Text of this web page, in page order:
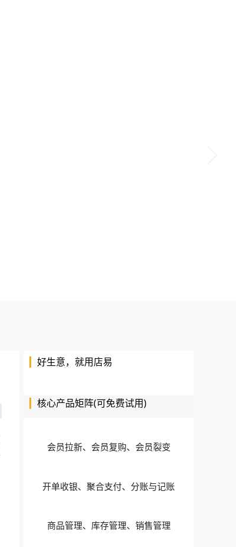
好生意，就用店易
核心产品矩阵(可免费试用)
会员拉新、会员复购、会员裂变
开单收银、聚合支付、分账与记账
商品管理、库存管理、销售管理